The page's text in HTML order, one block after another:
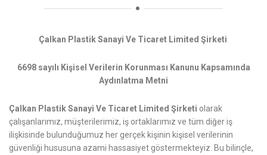
Çalkan Plastik Sanayi Ve Ticaret Limited Şirketi
6698 sayılı Kişisel Verilerin Korunması Kanunu Kapsamında
Aydınlatma Metni
Çalkan Plastik Sanayi Ve Ticaret Limited Şirketi olarak
çalışanlarımız, müşterilerimiz, iş ortaklarımız ve tüm diğer iş
ilişkisinde bulunduğumuz her gerçek kişinin kişisel verilerinin
güvenliği hususuna azami hassasiyet göstermekteyiz. Bu bilinçle,